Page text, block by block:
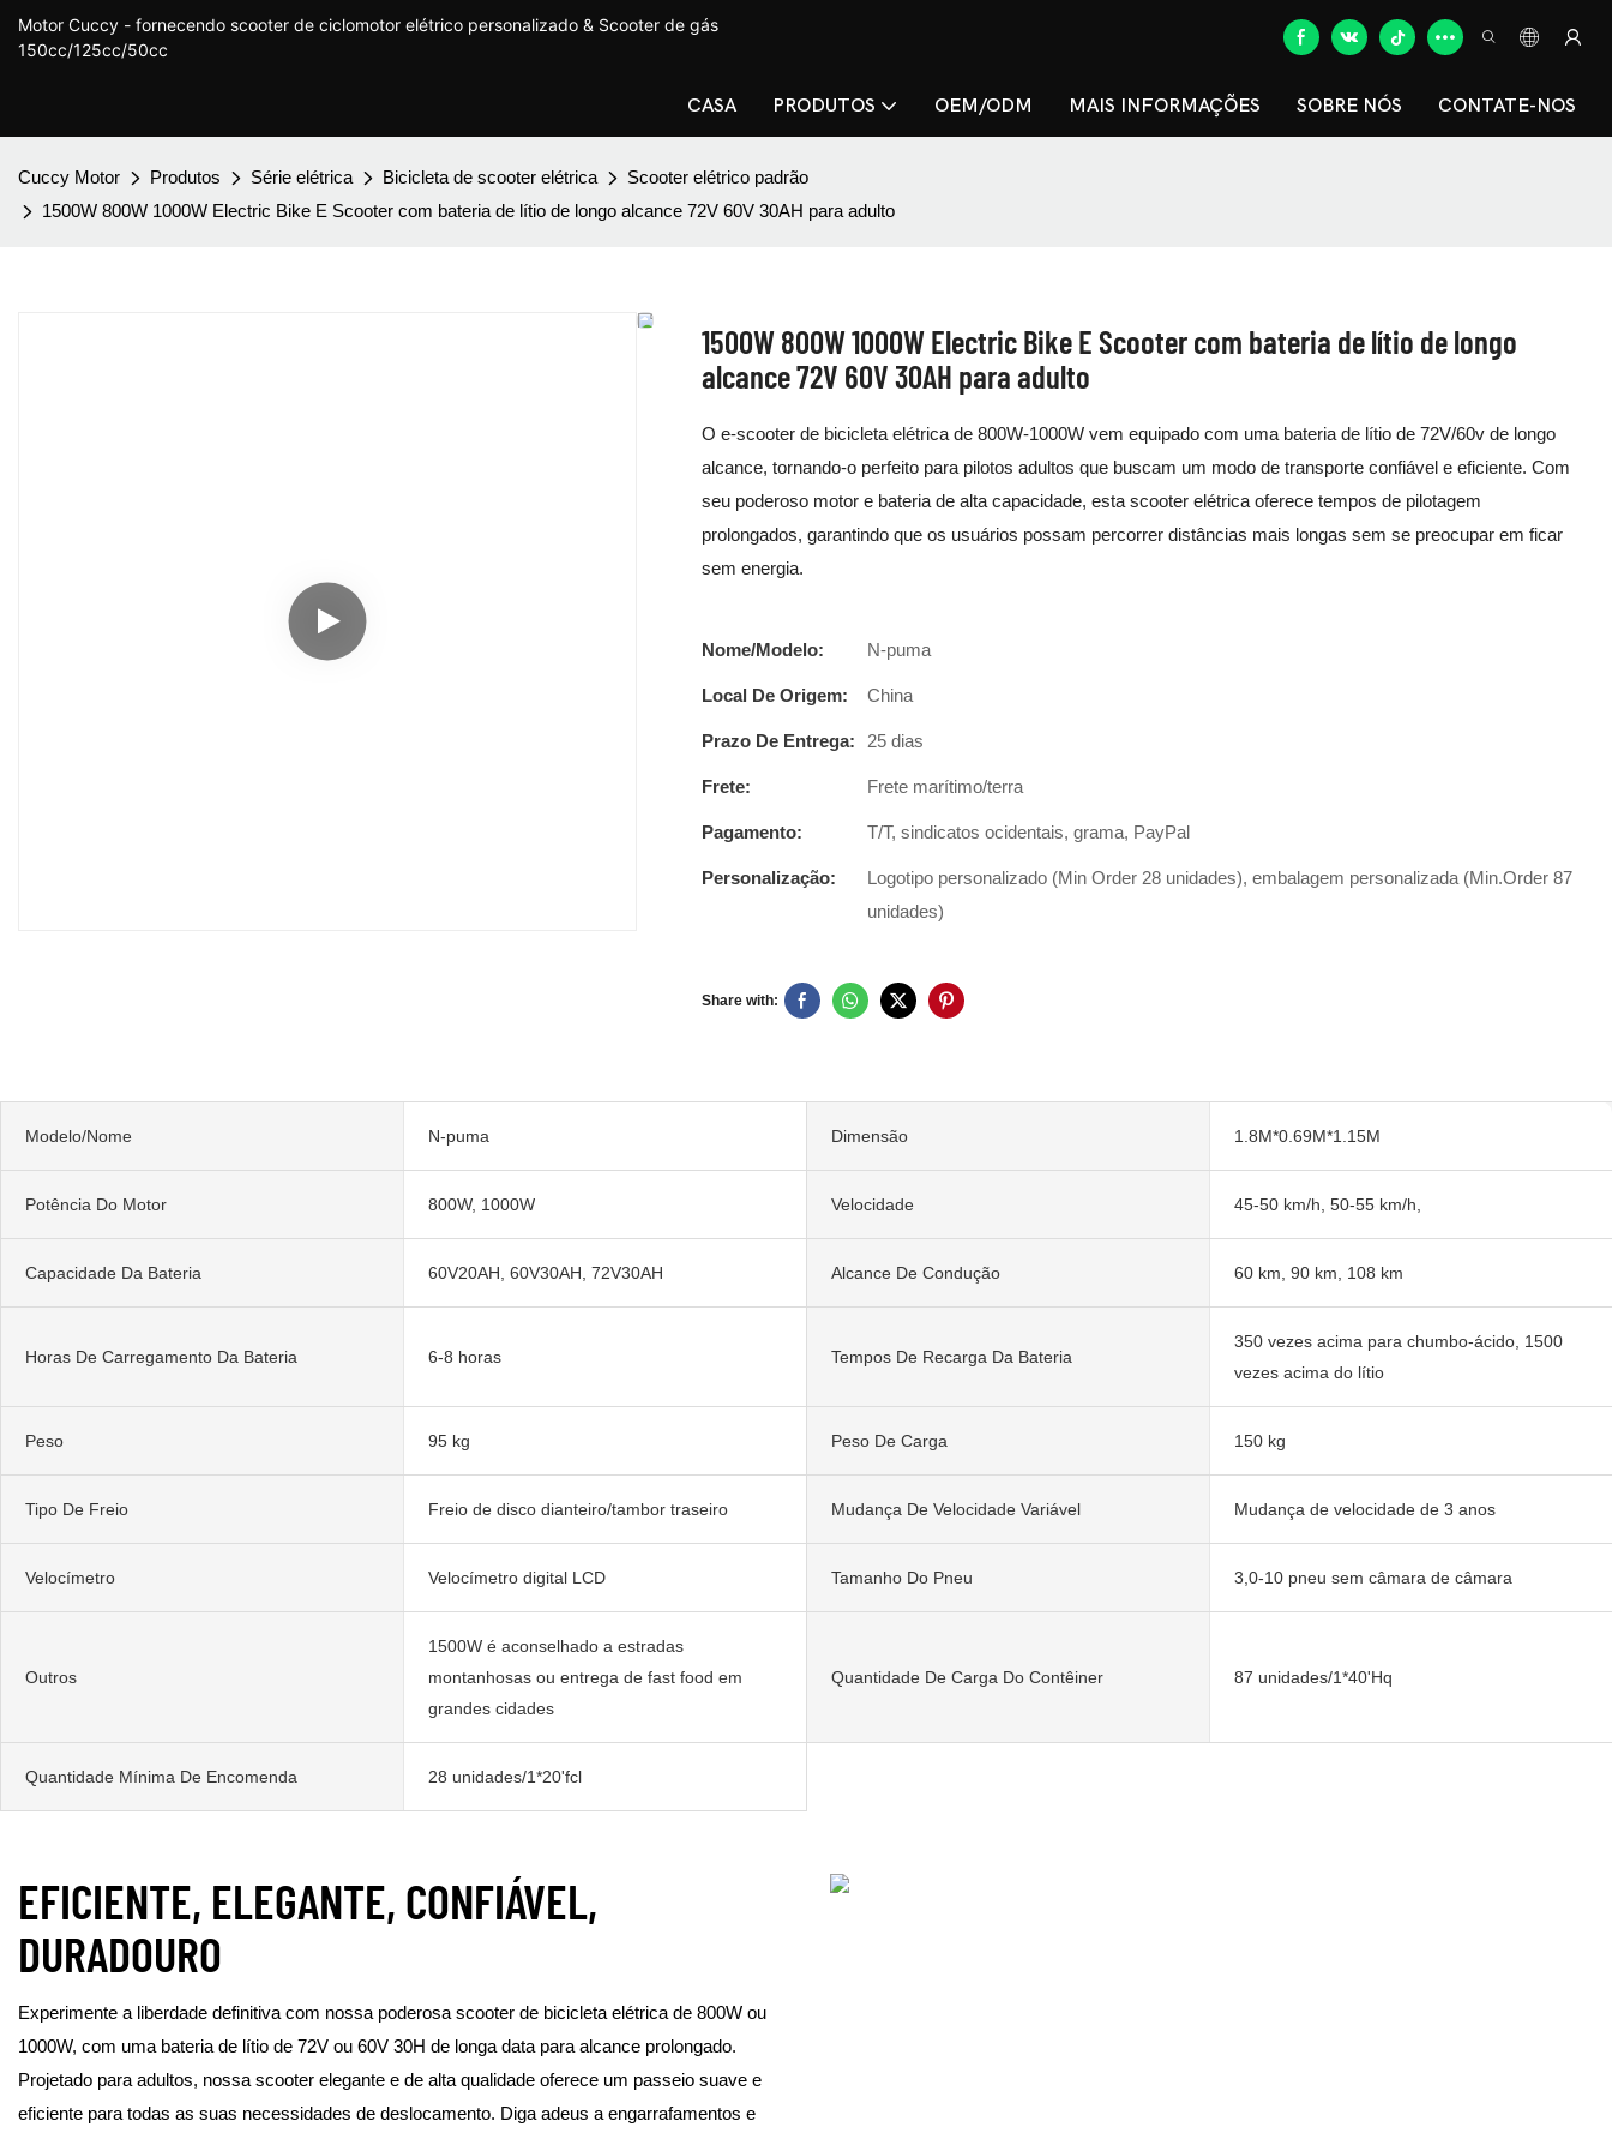
Motor Cuccy - fornecendo scooter de ciclomotor elétrico personalizado & Scooter de gás
150cc/125cc/50cc
CASA PRODUTOS OEM/ODM MAIS INFORMAÇÕES SOBRE NÓS CONTATE-NOS
Cuccy Motor Produtos Série elétrica Bicicleta de scooter elétrica
Scooter elétrico padrão
1500W 800W 1000W Electric Bike E Scooter com bateria de lítio de longo alcance 72V 60V 30AH para adulto
1500W 800W 1000W Electric Bike E Scooter com bateria de lítio de longo
alcance 72V 60V 30AH para adulto
O e-scooter de bicicleta elétrica de 800W-1000W vem equipado com uma bateria de lítio de 72V/60v de longo
alcance, tornando-o perfeito para pilotos adultos que buscam um modo de transporte confiável e eficiente. Com
seu poderoso motor e bateria de alta capacidade, esta scooter elétrica oferece tempos de pilotagem
prolongados, garantindo que os usuários possam percorrer distâncias mais longas sem se preocupar em ficar
sem energia.
Nome/Modelo: N-puma
Local De Origem: China
Prazo De Entrega: 25 dias
Frete: Frete marítimo/terra
Pagamento: T/T, sindicatos ocidentais, grama, PayPal
Personalização:
Logotipo personalizado (Min Order 28 unidades), embalagem personalizada (Min.Order 87
unidades)
Share with:
Modelo/Nome N-puma Dimensão 1.8M*0.69M*1.15M
Potência Do Motor 800W, 1000W Velocidade 45-50 km/h, 50-55 km/h,
Capacidade Da Bateria 60V20AH, 60V30AH, 72V30AH Alcance De Condução 60 km, 90 km, 108 km
Horas De Carregamento Da Bateria 6-8 horas Tempos De Recarga Da Bateria
350 vezes acima para chumbo-ácido, 1500
vezes acima do lítio
Peso 95 kg Peso De Carga 150 kg
Tipo De Freio Freio de disco dianteiro/tambor traseiro Mudança De Velocidade Variável Mudança de velocidade de 3 anos
Velocímetro Velocímetro digital LCD Tamanho Do Pneu 3,0-10 pneu sem câmara de câmara
Outros
1500W é aconselhado a estradas
montanhosas ou entrega de fast food em
grandes cidades
Quantidade De Carga Do Contêiner 87 unidades/1*40'Hq
Quantidade Mínima De Encomenda 28 unidades/1*20'fcl
EFICIENTE, ELEGANTE, CONFIÁVEL,
DURADOURO
Experimente a liberdade definitiva com nossa poderosa scooter de bicicleta elétrica de 800W ou
1000W, com uma bateria de lítio de 72V ou 60V 30H de longa data para alcance prolongado.
Projetado para adultos, nossa scooter elegante e de alta qualidade oferece um passeio suave e
eficiente para todas as suas necessidades de deslocamento. Diga adeus a engarrafamentos e